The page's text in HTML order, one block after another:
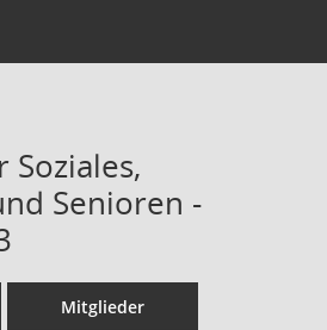
Soziales,
Senioren -
Mitglieder